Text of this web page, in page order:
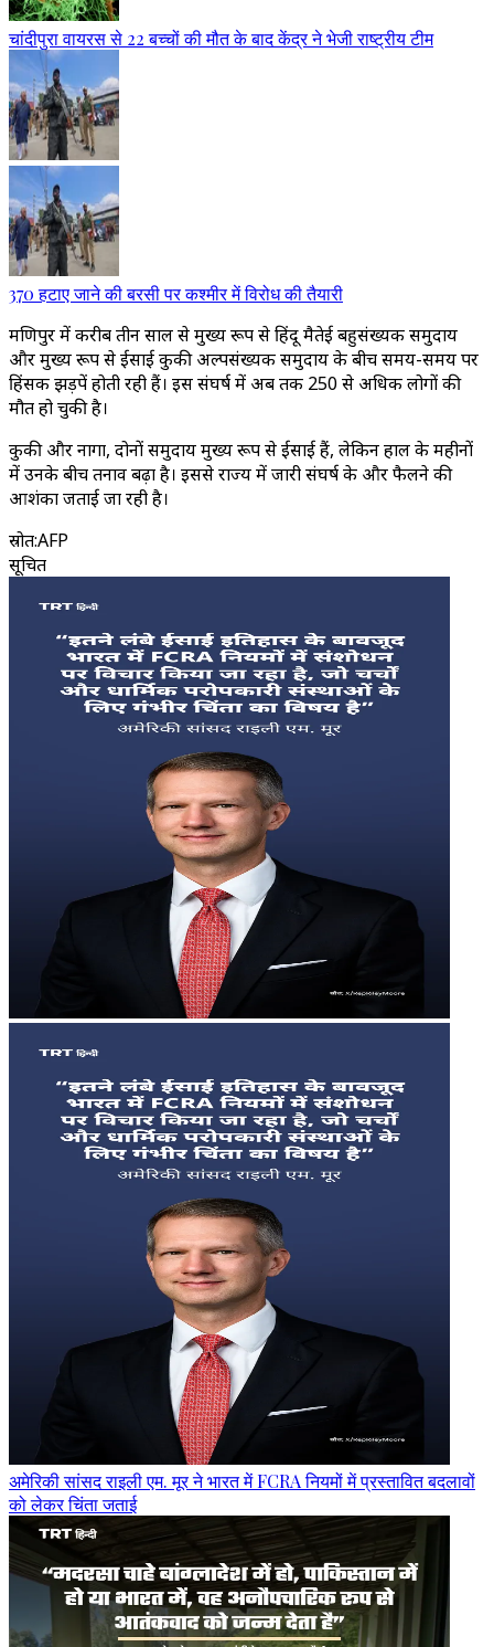
चांदीपुरा वायरस से 22 बच्चों की मौत के बाद केंद्र ने भेजी राष्ट्रीय टीम
370 हटाए जाने की बरसी पर कश्मीर में विरोध की तैयारी
मणिपुर में करीब तीन साल से मुख्य रूप से हिंदू मैतेई बहुसंख्यक समुदाय
और मुख्य रूप से ईसाई कुकी अल्पसंख्यक समुदाय के बीच समय-समय पर
हिंसक झड़पें होती रही हैं। इस संघर्ष में अब तक 250 से अधिक लोगों की
मौत हो चुकी है।
कुकी और नागा, दोनों समुदाय मुख्य रूप से ईसाई हैं, लेकिन हाल के महीनों
में उनके बीच तनाव बढ़ा है। इससे राज्य में जारी संघर्ष के और फैलने की
आशंका जताई जा रही है।
स्रोत:AFP
सूचित
अमेरिकी सांसद राइली एम. मूर ने भारत में FCRA नियमों में प्रस्तावित बदलावों
को लेकर चिंता जताई